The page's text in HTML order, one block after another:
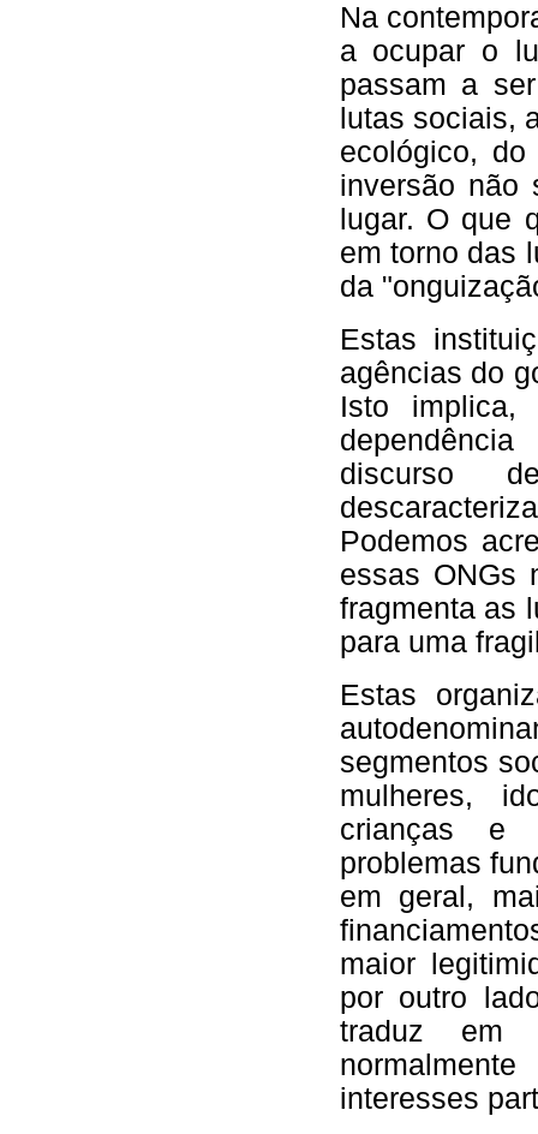
Na
a ocupar o
passam a
lutas sociais,
ecológico,
inversão não
lugar. O que
em torno das
da
Estas
agências do
Isto implica,
discurso
Podemos
essas ONGs
fragmenta as
para uma
Estas
segmentos
mulheres,
crianças e
problemas
em geral,
maior
por outro
traduz em
interesses